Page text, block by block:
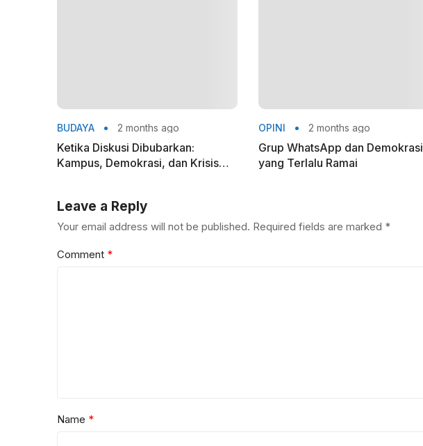
BUDAYA 2 months ago
Ketika Diskusi Dibubarkan:
Kampus, Demokrasi, dan Krisis
OPINI 2 months ago
Grup WhatsApp dan Demokrasi
yang Terlalu Ramai
Leave a Reply
Your email address will not be published. Required fields are marked *
Comment *
Name *